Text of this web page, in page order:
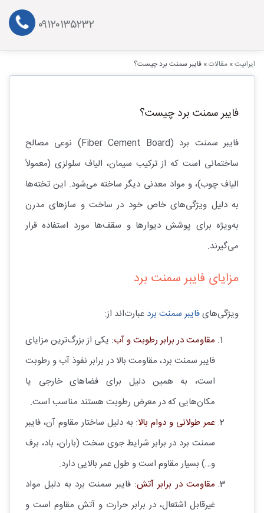
۰۹۱۲۰۱۳۵۲۳۲
ایرانیت» مقالات» فایبر سمنت برد چیست؟
فایبر سمنت برد چیست؟
فایبر سمنت برد (Fiber Cement Board) نوعی مصالح
ساختمانی است که از ترکیب سیمان، الیاف سلولزی (معمولاً
الیاف چوب)، و مواد معدنی دیگر ساخته می‌شود. این تخته‌ها
به دلیل ویژگی‌های خاص خود در ساخت و سازهای مدرن
به‌ویژه برای پوشش دیوارها و سقف‌ها مورد استفاده قرار
می‌گیرند.
مزایای فایبر سمنت برد
ویژگی‌هایفایبر سمنت برد عبارت‌اند از:
مقاومت در برابر رطوبت و آب: یکی از بزرگ‌ترین مزایای
فایبر سمنت برد، مقاومت بالا در برابر نفوذ آب و رطوبت
است، به همین دلیل برای فضاهای خارجی یا
مکان‌هایی که در معرض رطوبت هستند مناسب است.
عمر طولانی و دوام بالا: به دلیل ساختار مقاوم آن، فایبر
سمنت برد در برابر شرایط جوی سخت (باران، باد، برف
و…) بسیار مقاوم است و طول عمر بالایی دارد.
مقاومت در برابر آتش: فایبر سمنت برد به دلیل مواد
غیرقابل اشتعال، در برابر حرارت و آتش مقاوم است و